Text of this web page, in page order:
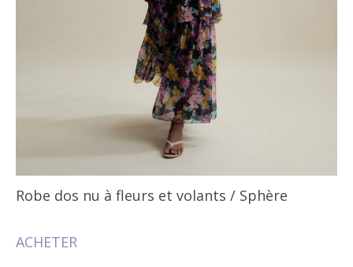
Robe dos nu à fleurs et volants / Sphère
ACHETER